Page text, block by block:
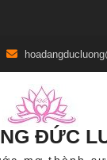
ĐỨC